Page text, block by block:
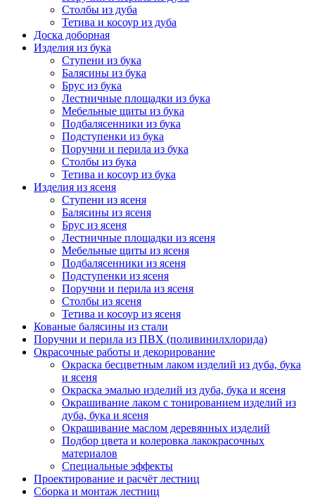
Столбы из дуба
Тетива и косоур из дуба
Доска доборная
Изделия из бука
Ступени из бука
Балясины из бука
Брус из бука
Лестничные площадки из бука
Мебельные щиты из бука
Подбалясенники из бука
Подступенки из бука
Поручни и перила из бука
Столбы из бука
Тетива и косоур из бука
Изделия из ясеня
Ступени из ясеня
Балясины из ясеня
Брус из ясеня
Лестничные площадки из ясеня
Мебельные щиты из ясеня
Подбалясенники из ясеня
Подступенки из ясеня
Поручни и перила из ясеня
Столбы из ясеня
Тетива и косоур из ясеня
Кованые балясины из стали
Поручни и перила из ПВХ (поливинилхлорида)
Окрасочные работы и декорирование
Окраска бесцветным лаком изделий из дуба, бука
и ясеня
Окраска эмалью изделий из дуба, бука и ясеня
Окрашивание лаком с тонированием изделий из
дуба, бука и ясеня
Окрашивание маслом деревянных изделий
Подбор цвета и колеровка лакокрасочных
материалов
Специальные эффекты
Проектирование и расчёт лестниц
Сборка и монтаж лестниц